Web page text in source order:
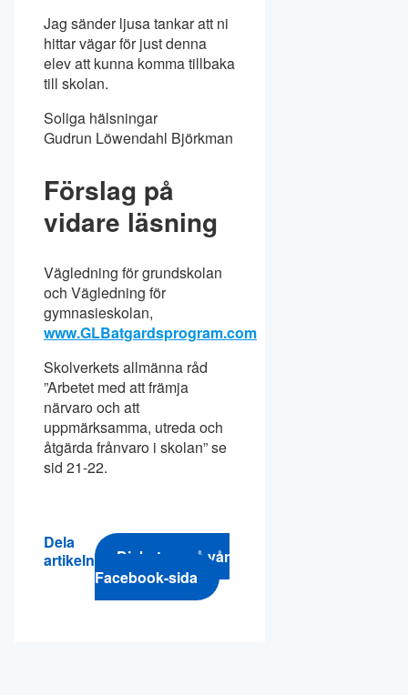
Jag sänder ljusa tankar att ni
hittar vägar för just denna
elev att kunna komma tillbaka
till skolan.
Soliga hälsningar
Gudrun Löwendahl Björkman
Förslag på
vidare läsning
Vägledning för grundskolan
och Vägledning för
gymnasieskolan,
www.GLBatgardsprogram.com
Skolverkets allmänna råd
”Arbetet med att främja
närvaro och att
uppmärksamma, utreda och
åtgärda frånvaro i skolan” se
sid 21-22.
Dela
artikeln
Diskutera på vår
Facebook-sida